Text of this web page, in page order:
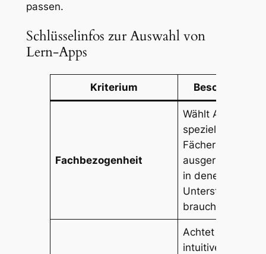
passen.
Schlüsselinfos zur Auswahl von
Lern-Apps
Kriterium Beschreibung
Fachbezogenheit
Wählt Apps, die
speziell auf die
Fächer
ausgerichtet
in denen ihr
Unterstützung
braucht.
Achtet auf eine
intuitive und